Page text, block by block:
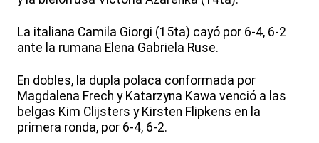
La italiana Camila Giorgi (15ta) cayó por 6-4, 6-2
ante la rumana Elena Gabriela Ruse.
En dobles, la dupla polaca conformada por
Magdalena Frech y Katarzyna Kawa venció a las
belgas Kim Clijsters y Kirsten Flipkens en la
primera ronda, por 6-4, 6-2.